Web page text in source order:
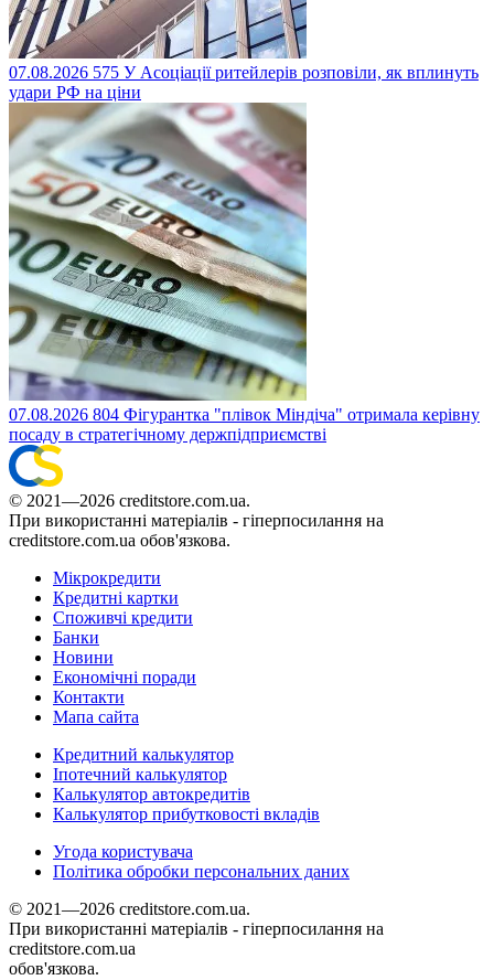
07.08.2026 575 У Асоціації ритейлерів розповіли, як вплинуть
удари РФ на ціни
07.08.2026 804 Фігурантка "плівок Міндіча" отримала керівну
посаду в стратегічному держпідприємстві
© 2021—2026 creditstore.com.ua.
При використанні матеріалів - гіперпосилання на
creditstore.com.ua обов'язкова.
Мікрокредити
Кредитні картки
Споживчі кредити
Банки
Новини
Економічні поради
Контакти
Мапа сайта
Кредитний калькулятор
Іпотечний калькулятор
Калькулятор автокредитів
Калькулятор прибутковості вкладів
Угода користувача
Політика обробки персональних даних
© 2021—2026 creditstore.com.ua.
При використанні матеріалів - гіперпосилання на
creditstore.com.ua
обов'язкова.